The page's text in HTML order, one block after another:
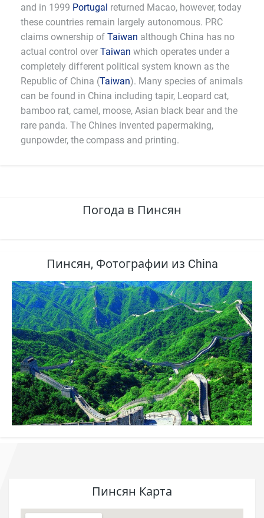
and in 1999 Portugal returned Macao, however, today
these countries remain largely autonomous. PRC
claims ownership of Taiwan although China has no
actual control over Taiwan which operates under a
completely different political system known as the
Republic of China (Taiwan). Many species of animals
can be found in China including tapir, Leopard cat,
bamboo rat, camel, moose, Asian black bear and the
rare panda. The Chines invented papermaking,
gunpowder, the compass and printing.
Погода в Пинсян
Пинсян, Фотографии из China
Пинсян Карта